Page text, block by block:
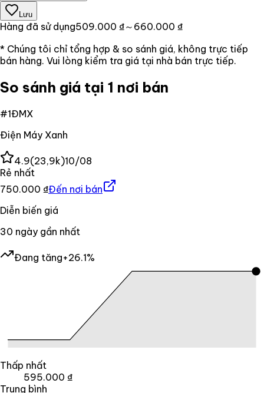
Lưu
Hàng đã sử dụng509.000 ₫～660.000 ₫
* Chúng tôi chỉ tổng hợp & so sánh giá, không trực tiếp
bán hàng. Vui lòng kiểm tra giá tại nhà bán trực tiếp.
So sánh giá tại 1 nơi bán
#1ĐMX
Điện Máy Xanh
4.9(23,9k)10/08
Rẻ nhất
750.000 ₫Đến nơi bán
Diễn biến giá
30 ngày gần nhất
Đang tăng+26.1%
Thấp nhất
595.000 ₫
Trung bình